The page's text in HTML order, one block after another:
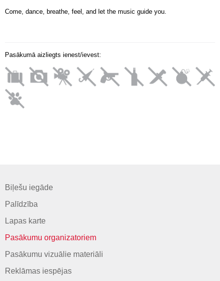
Come, dance, breathe, feel, and let the music guide you.
Pasākumā aizliegts ienest/ievest:
Biļešu iegāde
Palīdzība
Lapas karte
Pasākumu organizatoriem
Pasākumu vizuālie materiāli
Reklāmas iespējas